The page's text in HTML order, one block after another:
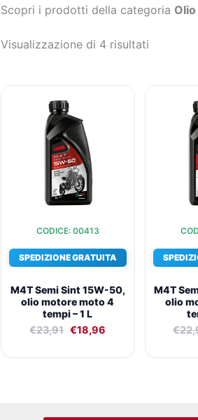
Scopri i prodotti della categoria
Visualizzazione di 4 risultati
CODICE: 00413
SPEDIZIONE GRATUITA
M4T Semi Sint 15W-50,
olio motore moto 4
tempi – 1 L
€23,91
originale
era:
€23,91.
€18,96
M4T
olio
€